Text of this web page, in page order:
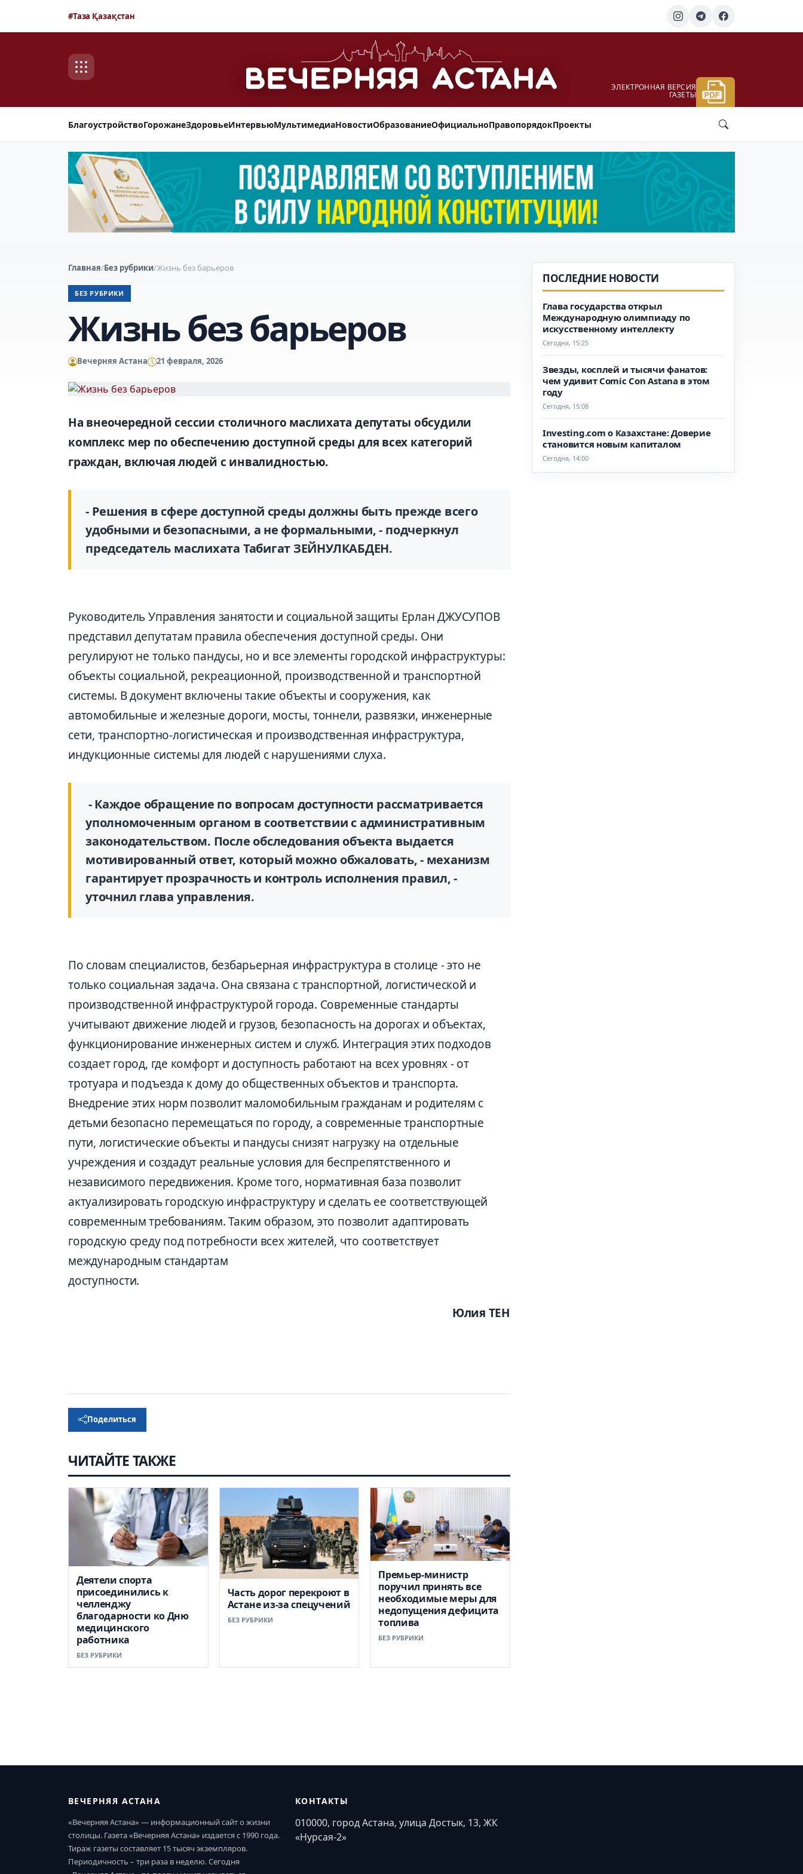
#Таза Қазақстан
ЭЛЕКТРОННАЯ ВЕРСИЯ
ГАЗЕТЫ
БлагоустройствоГорожанеЗдоровьеИнтервьюМультимедиаНовостиОбразованиеОфициальноПравопорядокПроекты
Главная/Без рубрики/Жизнь без барьеров
БЕЗ РУБРИКИ
Жизнь без барьеров
Вечерняя Астана 21 февраля, 2026
На внеочередной сессии столичного маслихата депутаты обсудили
комплекс мер по обеспечению доступной среды для всех категорий
граждан, включая людей с инвалидностью.
- Решения в сфере доступной среды должны быть прежде всего
удобными и безопасными, а не формальными, - подчеркнул
председатель маслихата Табигат ЗЕЙНУЛКАБДЕН.
Руководитель Управления занятости и социальной защиты Ерлан ДЖУСУПОВ
представил депутатам правила обеспечения доступной среды. Они
регулируют не только пандусы, но и все элементы городской инфраструктуры:
объекты социальной, рекреационной, производственной и транспортной
системы. В документ включены такие объекты и сооружения, как
автомобильные и железные дороги, мосты, тоннели, развязки, инженерные
сети, транспортно-логистическая и производственная инфраструктура,
индукционные системы для людей с нарушениями слуха.
- Каждое обращение по вопросам доступности рассматривается
уполномоченным органом в соответствии с административным
законодательством. После обследования объекта выдается
мотивированный ответ, который можно обжаловать, - механизм
гарантирует прозрачность и контроль исполнения правил, -
уточнил глава управления.
По словам специалистов, безбарьерная инфраструктура в столице - это не
только социальная задача. Она связана с транспортной, логистической и
производственной инфраструктурой города. Современные стандарты
учитывают движение людей и грузов, безопасность на дорогах и объектах,
функционирование инженерных систем и служб. Интеграция этих подходов
создает город, где комфорт и доступность работают на всех уровнях - от
тротуара и подъезда к дому до общественных объектов и транспорта.
Внедрение этих норм позволит маломобильным гражданам и родителям с
детьми безопасно перемещаться по городу, а современные транспортные
пути, логистические объекты и пандусы снизят нагрузку на отдельные
учреждения и создадут реальные условия для беспрепятственного и
независимого передвижения. Кроме того, нормативная база позволит
актуализировать городскую инфраструктуру и сделать ее соответствующей
современным требованиям. Таким образом, это позволит адаптировать
городскую среду под потребности всех жителей, что соответствует
международным стандартам
доступности.
Юлия ТЕН
Поделиться
ЧИТАЙТЕ ТАКЖЕ
Деятели спорта
присоединились к
челленджу
благодарности ко Дню
медицинского
работника
БЕЗ РУБРИКИ
Часть дорог перекроют в
Астане из-за спецучений
БЕЗ РУБРИКИ
Премьер-министр
поручил принять все
необходимые меры для
недопущения дефицита
топлива
БЕЗ РУБРИКИ
ПОСЛЕДНИЕ НОВОСТИ
Глава государства открыл
Международную олимпиаду по
искусственному интеллекту
Сегодня, 15:25
Звезды, косплей и тысячи фанатов:
чем удивит Comic Con Astana в этом
году
Сегодня, 15:08
Investing.com о Казахстане: Доверие
становится новым капиталом
Сегодня, 14:00
ВЕЧЕРНЯЯ АСТАНА
«Вечерняя Астана» — информационный сайт о жизни
столицы. Газета «Вечерняя Астана» издается с 1990 года.
Тираж газеты составляет 15 тысяч экземпляров.
Периодичность – три раза в неделю. Сегодня
КОНТАКТЫ
010000, город Астана, улица Достык, 13, ЖК
«Нурсая-2»